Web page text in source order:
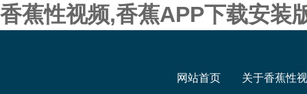
香蕉性视频,香蕉APP下载安装
网站首页 关于香蕉性